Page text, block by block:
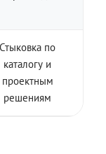
Стыковка по
каталогу и
проектным
решениям